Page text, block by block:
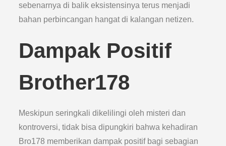
sebenarnya di balik eksistensinya terus menjadi
bahan perbincangan hangat di kalangan netizen.
Dampak Positif
Brother178
Meskipun seringkali dikelilingi oleh misteri dan
kontroversi, tidak bisa dipungkiri bahwa kehadiran
Bro178 memberikan dampak positif bagi sebagian